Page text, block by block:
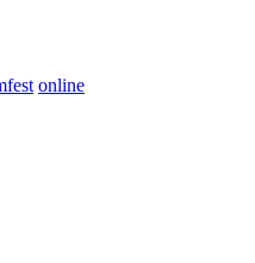
online